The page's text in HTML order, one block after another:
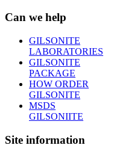
Can we help
GILSONITE
LABORATORIES
GILSONITE
PACKAGE
HOW ORDER
GILSONITE
MSDS
GILSONIITE
Site information